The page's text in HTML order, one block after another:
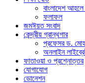
বাংলাদেশ আহলে
ফলাফল
জমঈয়ত সংবাদ
কেন্দ্রীয় গ্রান্থগার
প্রফেসর ড.
অনলাইন
ফাতাওয়া ও প্রশ্নোত্তর
যোগাযোগ
ডোনেশন